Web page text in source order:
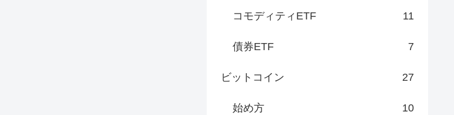
コモディティETF 11
債券ETF 7
ビットコイン 27
始め方 10